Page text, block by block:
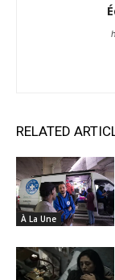
RELATED
À La Une